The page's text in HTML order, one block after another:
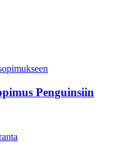
Penguinsiin